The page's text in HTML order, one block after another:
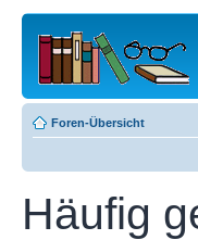
Foren-Übersicht
Häufig